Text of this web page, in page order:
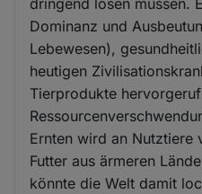
dringend lösen müssen.
Dominanz und
Lebewesen),
heutigen
Tierprodukte
Ernten wird an
Futter aus ärmeren
könnte die Welt damit